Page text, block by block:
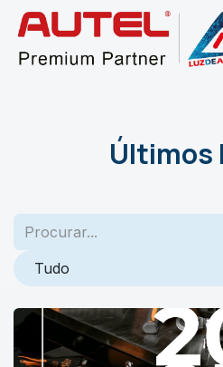
Pular para o conteúdo
Últimos
Tudo